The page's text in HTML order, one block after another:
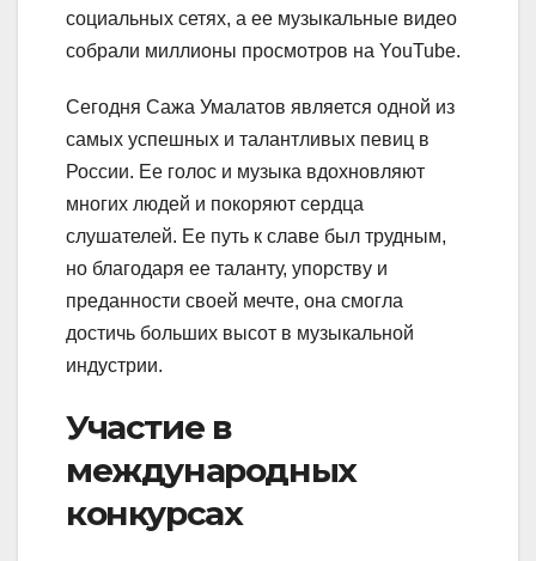
социальных сетях, а ее музыкальные видео
собрали миллионы просмотров на YouTube.
Сегодня Сажа Умалатов является одной из
самых успешных и талантливых певиц в
России. Ее голос и музыка вдохновляют
многих людей и покоряют сердца
слушателей. Ее путь к славе был трудным,
но благодаря ее таланту, упорству и
преданности своей мечте, она смогла
достичь больших высот в музыкальной
индустрии.
Участие в
международных
конкурсах